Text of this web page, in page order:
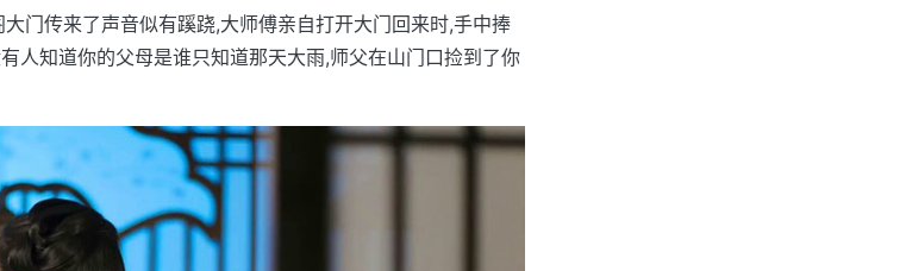
门传来了声音似有蹊跷,大师傅亲自打开大门回来时,手中捧
人知道你的父母是谁只知道那天大雨,师父在山门口捡到了你